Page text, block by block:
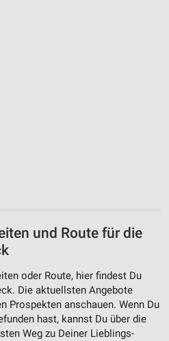
und Route für die
oder Route, hier findest Du
Die aktuellsten Angebote
Prospekten anschauen. Wenn Du
hast, kannst Du über die
Weg zu Deiner Lieblings-